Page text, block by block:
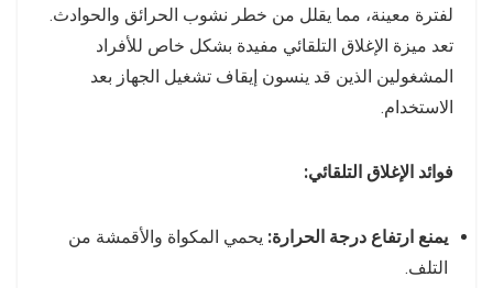
لفترة معينة، مما يقلل من خطر نشوب الحرائق والحوادث.
تعد ميزة الإغلاق التلقائي مفيدة بشكل خاص للأفراد
المشغولين الذين قد ينسون إيقاف تشغيل الجهاز بعد
الاستخدام.
فوائد الإغلاق التلقائي:
يمنع ارتفاع درجة الحرارة: يحمي المكواة والأقمشة من
التلف.